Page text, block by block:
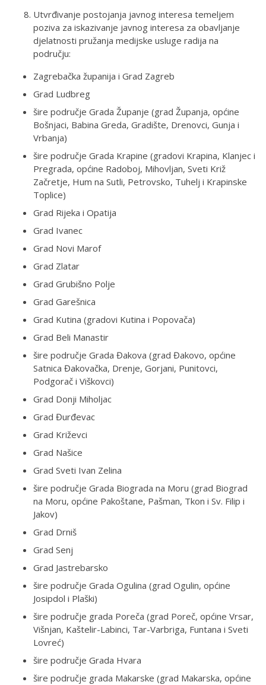
Utvrđivanje postojanja javnog interesa temeljem
poziva za iskazivanje javnog interesa za obavljanje
djelatnosti pružanja medijske usluge radija na
području:
Zagrebačka županija i Grad Zagreb
Grad Ludbreg
šire područje Grada Županje (grad Županja, općine
Bošnjaci, Babina Greda, Gradište, Drenovci, Gunja i
Vrbanja)
šire područje Grada Krapine (gradovi Krapina, Klanjec i
Pregrada, općine Radoboj, Mihovljan, Sveti Križ
Začretje, Hum na Sutli, Petrovsko, Tuhelj i Krapinske
Toplice)
Grad Rijeka i Opatija
Grad Ivanec
Grad Novi Marof
Grad Zlatar
Grad Grubišno Polje
Grad Garešnica
Grad Kutina (gradovi Kutina i Popovača)
Grad Beli Manastir
šire područje Grada Đakova (grad Đakovo, općine
Satnica Đakovačka, Drenje, Gorjani, Punitovci,
Podgorač i Viškovci)
Grad Donji Miholjac
Grad Đurđevac
Grad Križevci
Grad Našice
Grad Sveti Ivan Zelina
šire područje Grada Biograda na Moru (grad Biograd
na Moru, općine Pakoštane, Pašman, Tkon i Sv. Filip i
Jakov)
Grad Drniš
Grad Senj
Grad Jastrebarsko
šire područje Grada Ogulina (grad Ogulin, općine
Josipdol i Plaški)
šire područje grada Poreča (grad Poreč, općine Vrsar,
Višnjan, Kaštelir-Labinci, Tar-Varbriga, Funtana i Sveti
Lovreć)
šire područje Grada Hvara
šire područje grada Makarske (grad Makarska, općine